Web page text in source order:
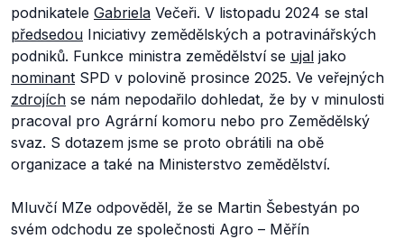
podnikatele Gabriela Večeři. V listopadu 2024 se stal
předsedou Iniciativy zemědělských a potravinářských
podniků. Funkce ministra zemědělství se ujal jako
nominant SPD v polovině prosince 2025. Ve veřejných
zdrojích se nám nepodařilo dohledat, že by v minulosti
pracoval pro Agrární komoru nebo pro Zemědělský
svaz. S dotazem jsme se proto obrátili na obě
organizace a také na Ministerstvo zemědělství.
Mluvčí MZe odpověděl, že se Martin Šebestyán po
svém odchodu ze společnosti Agro – Měřín